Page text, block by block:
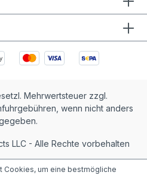
Mehrwertsteuer zzgl.
wenn nicht anders
LLC - Alle Rechte vorbehalten
Cookies, um eine bestmögliche